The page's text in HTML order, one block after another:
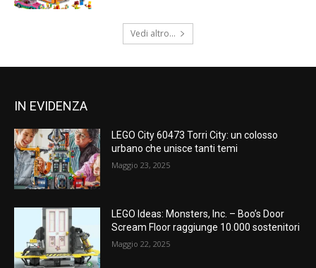
Vedi altro...
IN EVIDENZA
LEGO City 60473 Torri City: un colosso
urbano che unisce tanti temi
Maggio 23, 2025
LEGO Ideas: Monsters, Inc. – Boo’s Door
Scream Floor raggiunge 10.000 sostenitori
Maggio 22, 2025